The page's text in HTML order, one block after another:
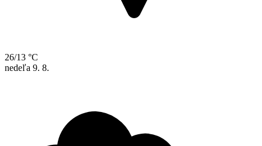
26/13 °C
nedeľa 9. 8.